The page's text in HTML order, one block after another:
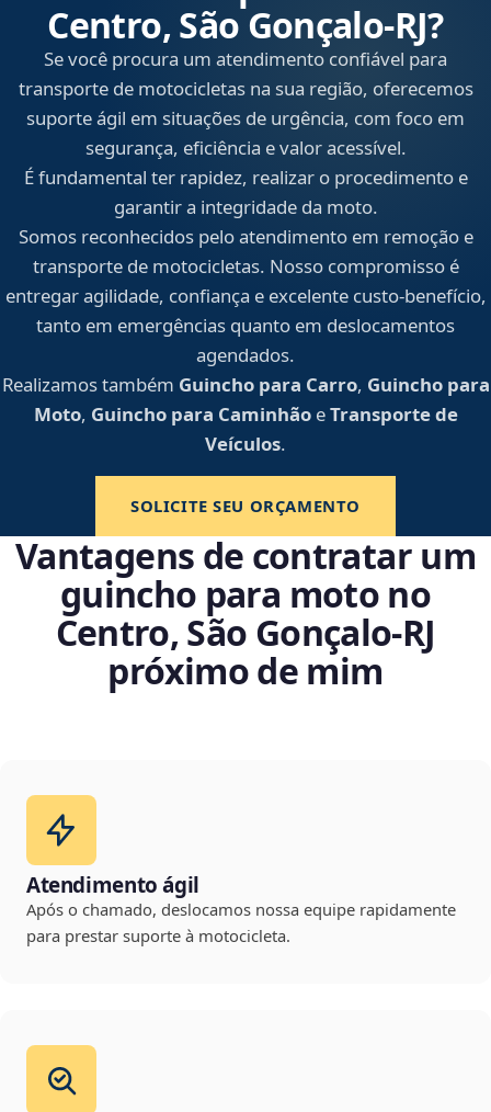
Centro, São Gonçalo‑RJ?
Se você procura um atendimento confiável para
transporte de motocicletas na sua região, oferecemos
suporte ágil em situações de urgência, com foco em
segurança, eficiência e valor acessível.
É fundamental ter rapidez, realizar o procedimento e
garantir a integridade da moto.
Somos reconhecidos pelo atendimento em remoção e
transporte de motocicletas. Nosso compromisso é
entregar agilidade, confiança e excelente custo-benefício,
tanto em emergências quanto em deslocamentos
agendados.
Realizamos também Guincho para Carro, Guincho para
Moto, Guincho para CaminhãoeTransporte de
Veículos.
SOLICITE SEU ORÇAMENTO
Vantagens de contratar um
guincho para moto no
Centro, São Gonçalo‑RJ
próximo de mim
Atendimento ágil
Após o chamado, deslocamos nossa equipe rapidamente
para prestar suporte à motocicleta.